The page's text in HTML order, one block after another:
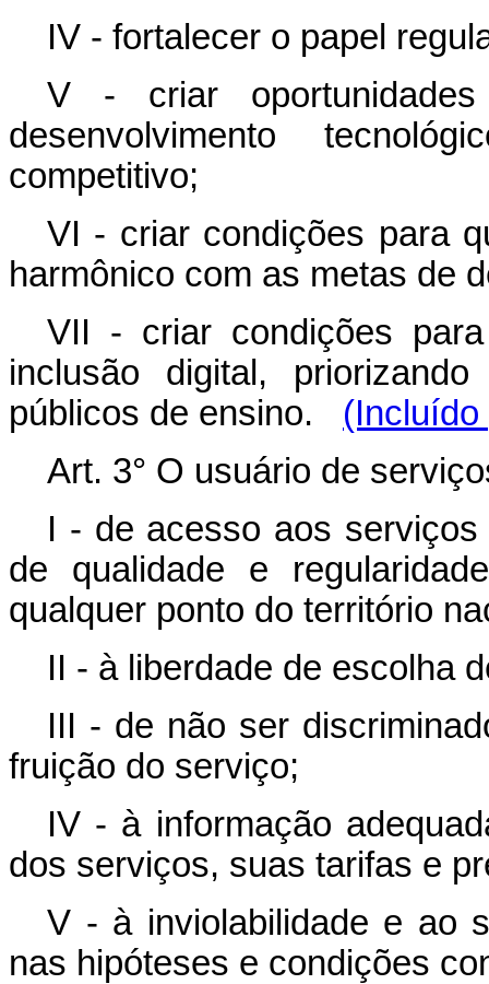
IV - fortalecer o papel
V - criar
desenvolvimento
competitivo;
VI - criar condições para
harmônico com as metas de
VII - criar condições
inclusão digital,
públicos de ensino.
(Incluído
Art. 3° O usuário de
I - de acesso aos
de qualidade e
qualquer ponto do território
II - à liberdade de escolha
III - de não ser
fruição do serviço;
IV - à informação
dos serviços, suas tarifas e
V - à inviolabilidade e ao
nas hipóteses e condições